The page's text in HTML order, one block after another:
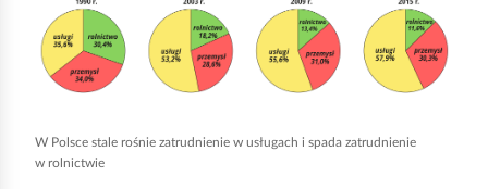
W Polsce stale rośnie zatrudnienie w usługach i spada zatrudnienie
w rolnictwie